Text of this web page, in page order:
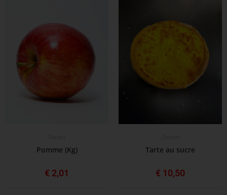
Pomme (Kg)
€ 2,01
Tarte au sucre
€ 10,50